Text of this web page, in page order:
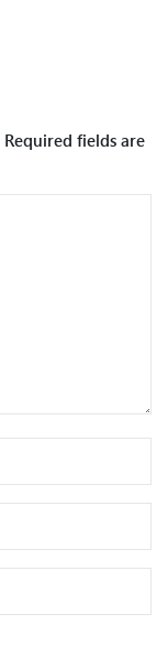
Required fields are